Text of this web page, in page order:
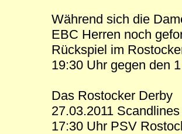
Während sich die
EBC Herren noch
Rückspiel im
19:30 Uhr gegen den
Das Rostocker Derby
27.03.2011
17:30 Uhr PSV